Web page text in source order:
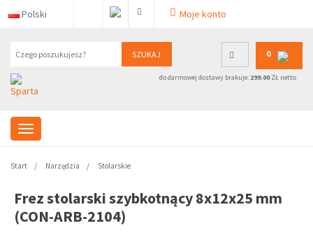
Polski Moje konto
SZUKAJ 0
do darmowej dostawy brakuje: 299.00ZŁ netto
Start Narzędzia Stolarskie
Frez stolarski szybkotnący 8x12x25 mm
(CON-ARB-2104)